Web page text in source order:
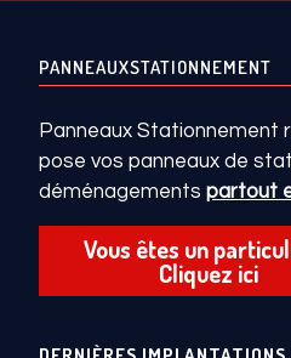
PANNEAUXSTATIONNEMENT
Panneaux Stationnement
pose vos panneaux de
déménagementspartout
Vous êtes un
Cliquez ici